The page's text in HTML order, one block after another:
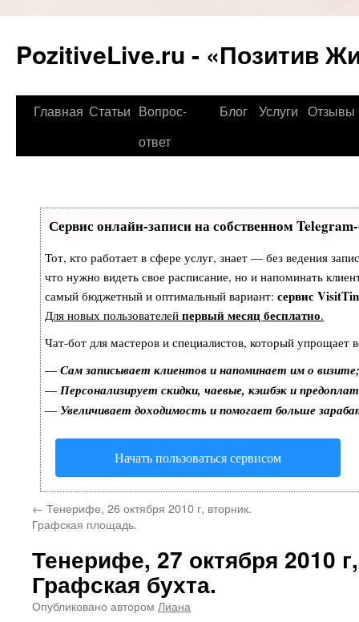
PozitiveLive.ru - «Позитив
Перейти
Главная Статьи Вопрос-
ответ
Блог Услуги Отзывы
Сервис онлайн-записи на собственном
Тот, кто работает в сфере услуг, знает — без ведения
что нужно видеть свое расписание, но и напоминать
самый бюджетный и оптимальный вариант: сервис
Для новых пользователей первый месяц бесплатно.
Чат-бот для мастеров и специалистов, который упрощает
— Сам записывает клиентов и напоминает им о визите;
— Персонализирует скидки, чаевые, кэшбэк и
— Увеличивает доходимость и помогает больше
Начать пользоваться сервисом
← Тенерифе, 26 октября 2010 г, вторник.
Графская площадь.
Тенерифе, 27 октября 2010
Графская бухта.
Опубликовано автором Лиана